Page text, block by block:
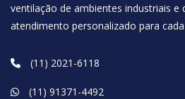
ventilação de ambientes industriais e
atendimento personalizado para
(11) 2021-6118
(11) 91371-4492